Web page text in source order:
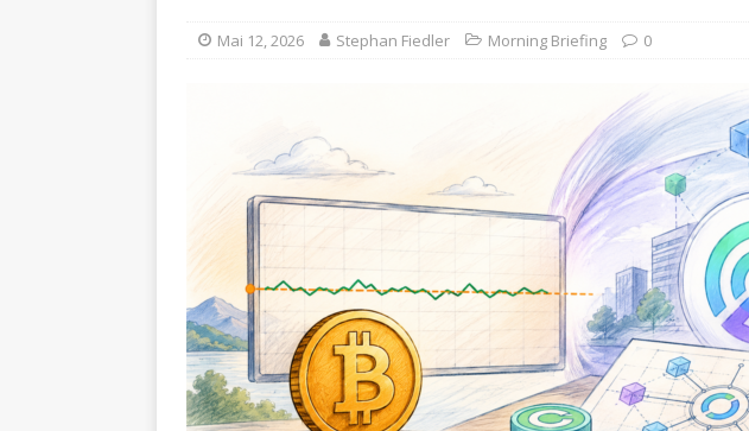
Mai 12, 2026 Stephan Fiedler Morning Briefing 0